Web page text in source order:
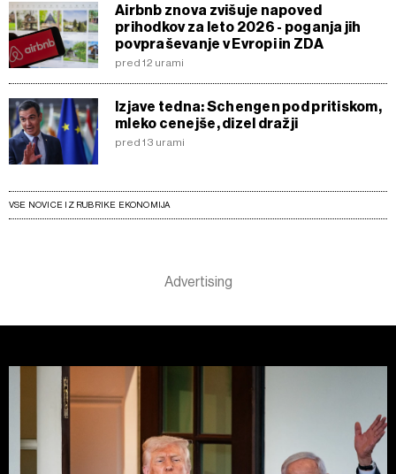
Airbnb znova zvišuje napoved
prihodkov za leto 2026 - poganja jih
povpraševanje v Evropi in ZDA
pred 12 urami
Izjave tedna: Schengen pod pritiskom,
mleko cenejše, dizel dražji
pred 13 urami
VSE NOVICE IZ RUBRIKE EKONOMIJA